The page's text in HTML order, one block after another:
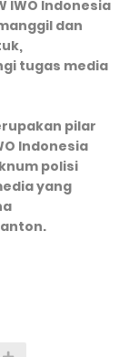
IWO Indonesia
dan
tugas media
pilar
Indonesia
polisi
yang